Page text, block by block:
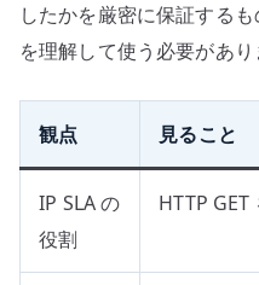
したかを厳密に保証する
を理解して使う必要があり
観点 見ること
IP SLA の
役割
HTTP